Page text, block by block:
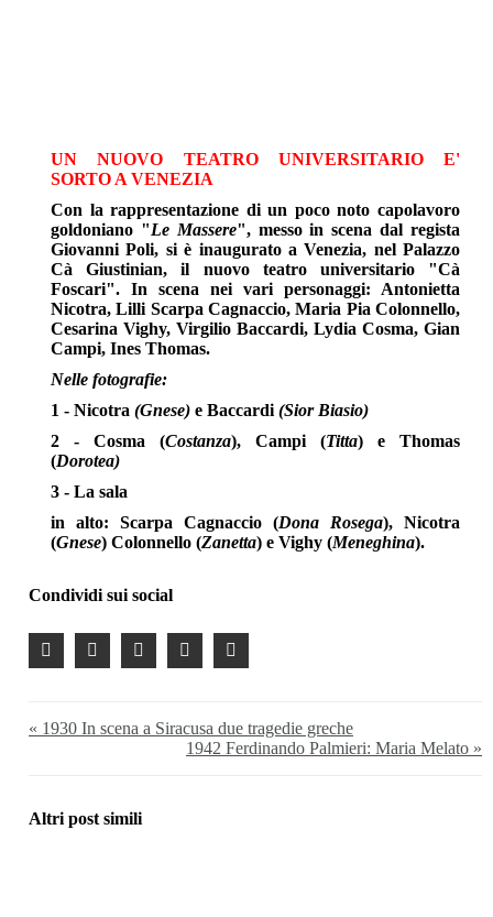
UN NUOVO TEATRO UNIVERSITARIO E'
SORTO A VENEZIA
Con la rappresentazione di un poco noto capolavoro
goldoniano "Le Massere", messo in scena dal regista
Giovanni Poli, si è inaugurato a Venezia, nel Palazzo
Cà Giustinian, il nuovo teatro universitario "Cà
Foscari". In scena nei vari personaggi: Antonietta
Nicotra, Lilli Scarpa Cagnaccio, Maria Pia Colonnello,
Cesarina Vighy, Virgilio Baccardi, Lydia Cosma, Gian
Campi, Ines Thomas.
Nelle fotografie:
1 - Nicotra (Gnese) e Baccardi (Sior Biasio)
2 - Cosma (Costanza), Campi (Titta) e Thomas
(Dorotea)
3 - La sala
in alto: Scarpa Cagnaccio (Dona Rosega), Nicotra
(Gnese) Colonnello (Zanetta) e Vighy (Meneghina).
Condividi sui social
« 1930 In scena a Siracusa due tragedie greche
1942 Ferdinando Palmieri: Maria Melato »
Altri post simili